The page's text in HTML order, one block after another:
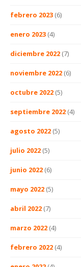
febrero 2023 (6)
enero 2023 (4)
diciembre 2022 (7)
noviembre 2022 (6)
octubre 2022 (5)
septiembre 2022 (4)
agosto 2022 (5)
julio 2022 (5)
junio 2022 (6)
mayo 2022 (5)
abril 2022 (7)
marzo 2022 (4)
febrero 2022 (4)